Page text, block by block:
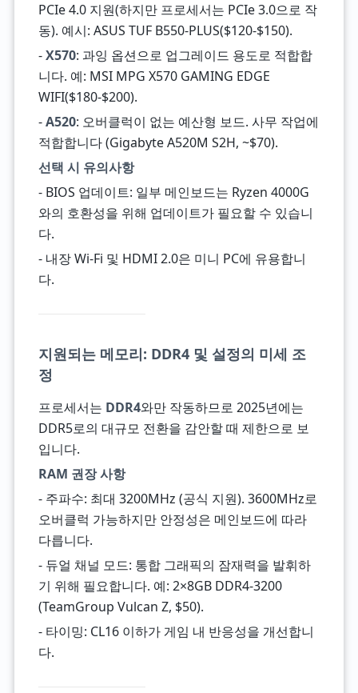
PCIe 4.0 지원(하지만 프로세서는 PCIe 3.0으로 작
동). 예시: ASUS TUF B550-PLUS($120-$150).
-X570: 과잉 옵션으로 업그레이드 용도로 적합합
니다. 예: MSI MPG X570 GAMING EDGE
WIFI($180-$200).
-A520: 오버클럭이 없는 예산형 보드. 사무 작업에
적합합니다 (Gigabyte A520M S2H, ~$70).
선택 시 유의사항
- BIOS 업데이트: 일부 메인보드는 Ryzen 4000G
와의 호환성을 위해 업데이트가 필요할 수 있습니
다.
- 내장 Wi-Fi 및 HDMI 2.0은 미니 PC에 유용합니
다.
지원되는 메모리: DDR4 및 설정의 미세 조
정
프로세서는 DDR4와만 작동하므로 2025년에는
DDR5로의 대규모 전환을 감안할 때 제한으로 보
입니다.
RAM 권장 사항
- 주파수: 최대 3200MHz (공식 지원). 3600MHz로
오버클럭 가능하지만 안정성은 메인보드에 따라
다릅니다.
- 듀얼 채널 모드: 통합 그래픽의 잠재력을 발휘하
기 위해 필요합니다. 예: 2×8GB DDR4-3200
(TeamGroup Vulcan Z, $50).
- 타이밍: CL16 이하가 게임 내 반응성을 개선합니
다.